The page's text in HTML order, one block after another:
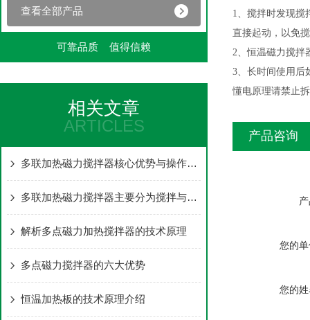
查看全部产品
可靠品质 值得信赖
相关文章
ARTICLES
多联加热磁力搅拌器核心优势与操作要点
多联加热磁力搅拌器主要分为搅拌与加热两大核心部分
解析多点磁力加热搅拌器的技术原理
多点磁力搅拌器的六大优势
恒温加热板的技术原理介绍
1、搅拌时发现搅
直接起动，以免
2、恒温磁力搅拌
3、长时间使用后
懂电原理请禁止
产品咨询
您的
您的